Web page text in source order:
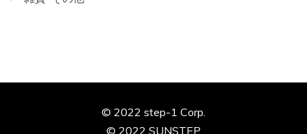
© 2022 step-1 Corp.
© 2022 SUNSTEP